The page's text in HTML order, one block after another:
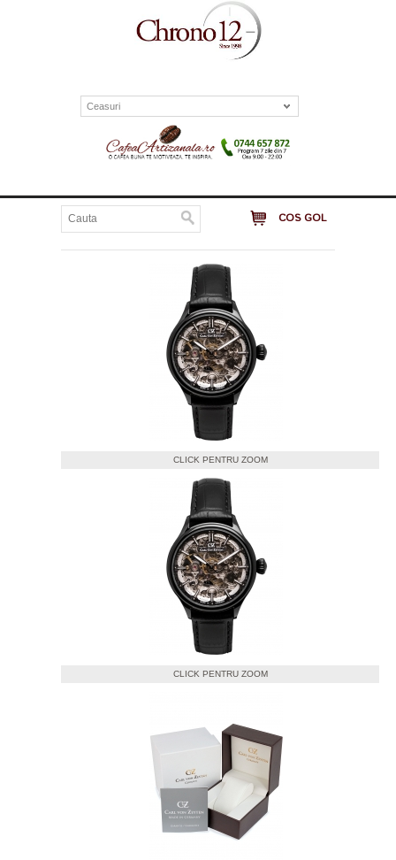
Ceasuri
COS GOL
CLICK PENTRU ZOOM
CLICK PENTRU ZOOM